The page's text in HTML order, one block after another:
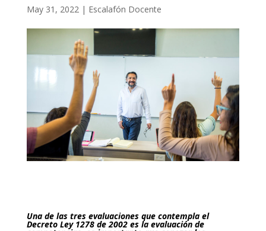
May 31, 2022| Escalafón Docente
Una de las tres evaluaciones que contempla el
Decreto Ley 1278 de 2002 es la evaluación de